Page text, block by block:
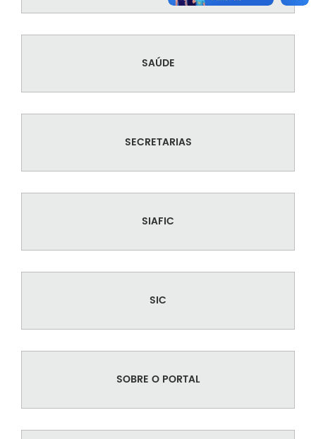
SAÚDE
SECRETARIAS
SIAFIC
SIC
SOBRE O PORTAL